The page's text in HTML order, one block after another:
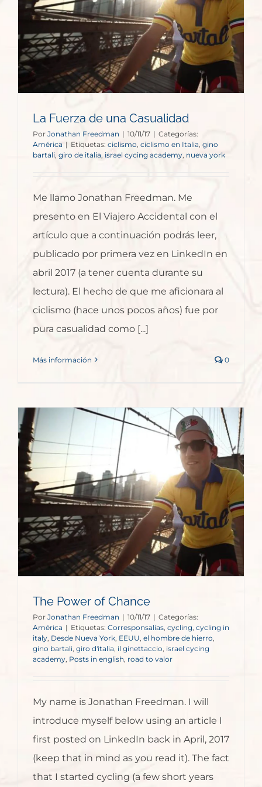
La Fuerza de una Casualidad
Por Jonathan Freedman | 10/11/17 | Categorías:
América | Etiquetas: ciclismo, ciclismo en Italia gino
bartali giro de italia, israel cycing academy, nueva york
Me llamo Jonathan Freedman. Me
presento en El Viajero Accidental con el
artículo que a continuación podrás leer,
publicado por primera vez en LinkedIn en
abril 2017 (a tener cuenta durante su
lectura). El hecho de que me aficionara al
ciclismo (hace unos pocos años) fue por
pura casualidad como [...]
Más información 0
The Power of Chance
Por Jonathan Freedman | 10/11/17 | Categorías:
América | Etiquetas: Corresponsalías, cycling, cycling in
italy, Desde Nueva York, EEUU, el hombre de hierro,
gino bartali, giro d'italia, il ginettaccio, israel cycing
academy, Posts in english, road to valor
My name is Jonathan Freedman. I will
introduce myself below using an article I
first posted on LinkedIn back in April, 2017
(keep that in mind as you read it). The fact
that I started cycling (a few short years